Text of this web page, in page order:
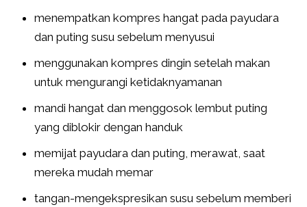
menempatkan kompres hangat pada payudara
dan puting susu sebelum menyusui
menggunakan kompres dingin setelah makan
untuk mengurangi ketidaknyamanan
mandi hangat dan menggosok lembut puting
yang diblokir dengan handuk
memijat payudara dan puting, merawat, saat
mereka mudah memar
tangan-mengekspresikan susu sebelum memberi